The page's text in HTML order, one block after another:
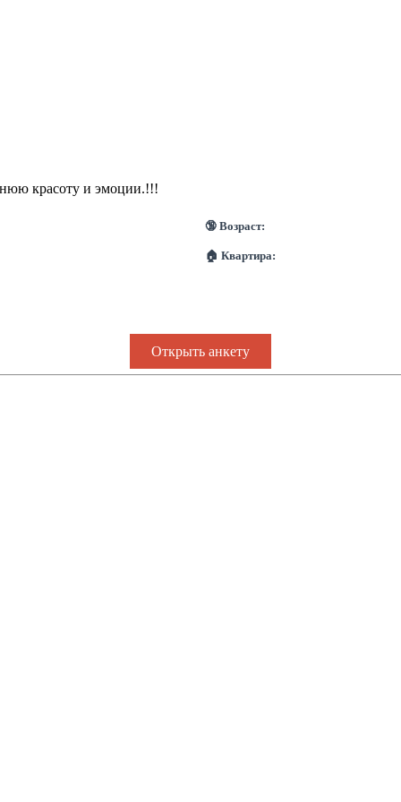
красоту и эмоции.!!!
🔞 Возраст:
🏠 Квартира:
Открыть анкету